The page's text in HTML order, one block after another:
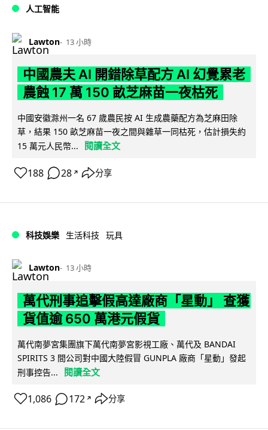
人工智能
Lawton 13 小時
中國農夫 AI 開錯除草配方 AI 幻覺累老
農蝕 17 萬 150 畝芝麻苗一夜枯死
中國安徽滁州一名 67 歲農民按 AI 生成農藥配方為芝麻田除
草，結果 150 畝芝麻苗一夜之間與雜草一同枯死，估計損失約
15 萬元人民幣...
閱讀全文
188 28 ↗ 分享
科技娛樂 生活科技 玩具
Lawton 13 小時
萬代刑事追擊假高達廠商「星動」 查獲
貨值逾 650 萬港元假貨
萬代南夢宮集團旗下萬代南夢宮影視工廠、萬代及 BANDAI
SPIRITS 3 間公司對中國大陸假冒 GUNPLA 廠商「星動」發起
刑事控告...
閱讀全文
1,086 172 ↗ 分享